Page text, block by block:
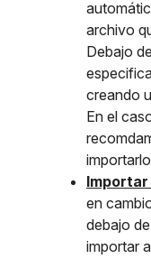
archivo
Debajo
creando
En el
en
debajo
importar